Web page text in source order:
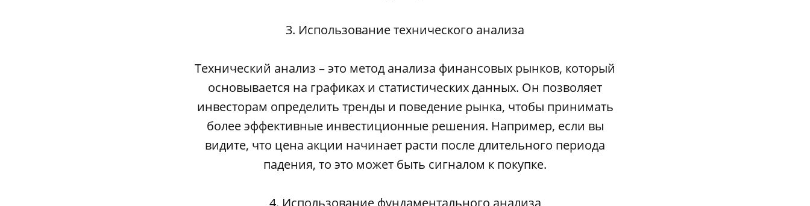
3. Использование технического анализа
Технический анализ – это метод анализа финансовых рынков, который
основывается на графиках и статистических данных. Он позволяет
инвесторам определить тренды и поведение рынка, чтобы принимать
более эффективные инвестиционные решения. Например, если вы
видите, что цена акции начинает расти после длительного периода
падения, то это может быть сигналом к покупке.
4. Использование фундаментального анализа